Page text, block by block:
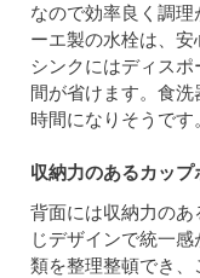
なので効率良く調
ーエ製の水栓は、安
シンクにはディス
間が省けます。食
時間になりそうです
収納力のあるカップ
背面には収納力の
じデザインで統一
類を整理整頓でき、